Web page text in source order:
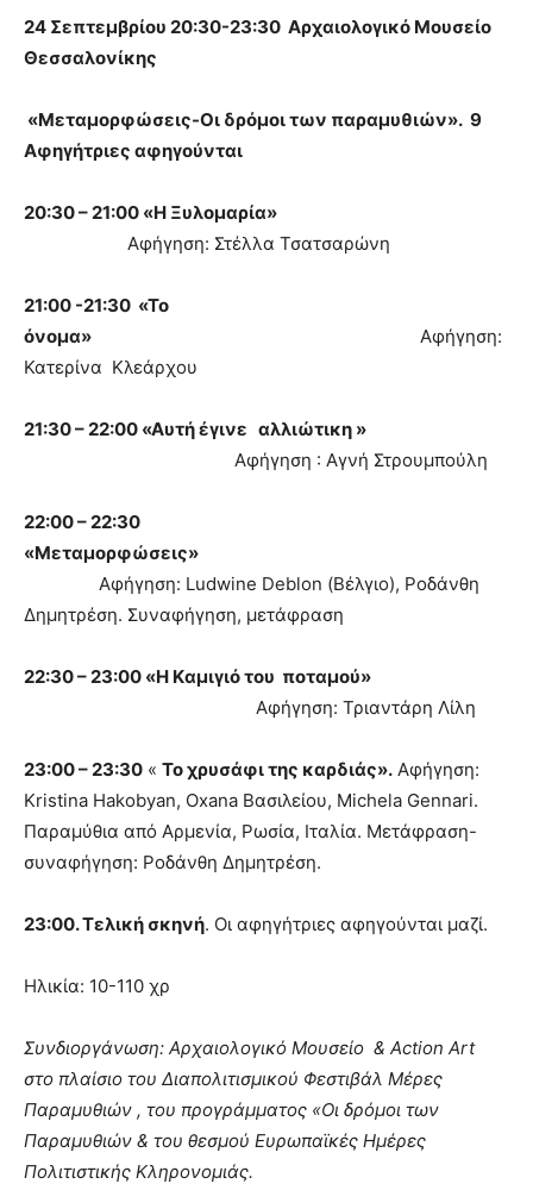
24 Σεπτεμβρίου 20:30-23:30 Αρχαιολογικό Μουσείο
Θεσσαλονίκης
«Μεταμορφώσεις-Οι δρόμοι των παραμυθιών». 9
Αφηγήτριες αφηγούνται
20:30 – 21:00 «Η Ξυλομαρία»
Αφήγηση: Στέλλα Τσατσαρώνη
21:00 -21:30 «Το
όνομα» Αφήγηση:
Κατερίνα Κλεάρχου
21:30 – 22:00 «Αυτή έγινε αλλιώτικη »
Αφήγηση : Αγνή Στρουμπούλη
22:00 – 22:30
«Μεταμορφώσεις»
Αφήγηση: Ludwine Deblon (Βέλγιο), Ροδάνθη
Δημητρέση. Συναφήγηση, μετάφραση
22:30 – 23:00 «H Kαμιγιό του ποταμού»
Αφήγηση: Τριαντάρη Λίλη
23:00 – 23:30 « Το χρυσάφι της καρδιάς». Αφήγηση:
Kristina Hakobyan, Oxana Βασιλείου, Michela Gennari.
Παραμύθια από Αρμενία, Ρωσία, Ιταλία. Μετάφραση-
συναφήγηση: Ροδάνθη Δημητρέση.
23:00. Τελική σκηνή. Οι αφηγήτριες αφηγούνται μαζί.
Ηλικία: 10-110 χρ
Συνδιοργάνωση: Αρχαιολογικό Μουσείο & Αction Art
στο πλαίσιο του Διαπολιτισμικού Φεστιβάλ Μέρες
Παραμυθιών , του προγράμματος «Οι δρόμοι των
Παραμυθιών & του θεσμού Ευρωπαϊκές Ημέρες
Πολιτιστικής Κληρονομιάς.